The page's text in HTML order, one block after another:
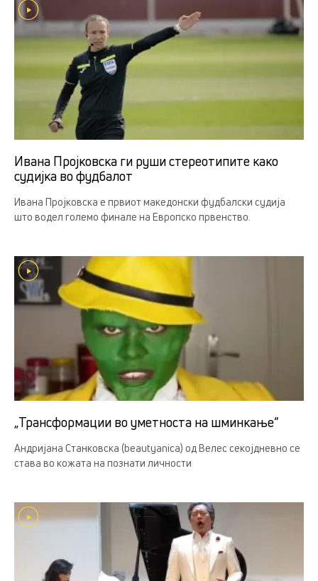
Ивана Пројковска ги руши стереотипите како
судијка во фудбалот
Ивана Пројковска е првиот македонски фудбалски судија
што водел големо финале на Европско првенство.
„Трансформации во уметноста на шминкање“
Андријана Станковска (beautyanica) од Велес секојдневно се
става во кожата на познати личности